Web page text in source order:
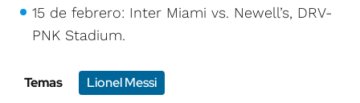
15 de febrero: Inter Miami vs. Newell’s, DRV-
PNK Stadium.
Temas Lionel Messi